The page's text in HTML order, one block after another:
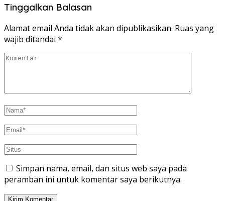
Tinggalkan Balasan
Alamat email Anda tidak akan dipublikasikan. Ruas yang
wajib ditandai *
Simpan nama, email, dan situs web saya pada
peramban ini untuk komentar saya berikutnya.